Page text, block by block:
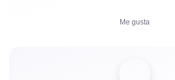
Me gusta